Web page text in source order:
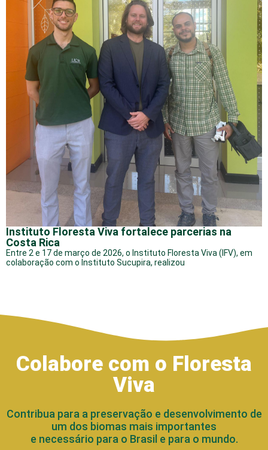
Instituto Floresta Viva fortalece parcerias na
Costa Rica
Entre 2 e 17 de março de 2026, o Instituto Floresta Viva (IFV), em
colaboração com o Instituto Sucupira, realizou
Colabore com o Floresta
Viva
Contribua para a preservação e desenvolvimento de
um dos biomas mais importantes
e necessário para o Brasil e para o mundo.